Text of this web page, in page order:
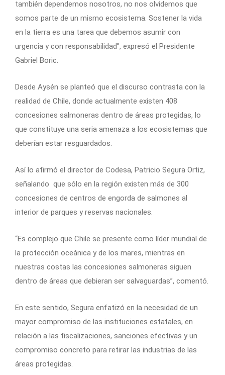
también dependemos nosotros, no nos olvidemos que
somos parte de un mismo ecosistema. Sostener la vida
en la tierra es una tarea que debemos asumir con
urgencia y con responsabilidad”, expresó el Presidente
Gabriel Boric.
Desde Aysén se planteó que el discurso contrasta con la
realidad de Chile, donde actualmente existen 408
concesiones salmoneras dentro de áreas protegidas, lo
que constituye una seria amenaza a los ecosistemas que
deberían estar resguardados.
Así lo afirmó el director de Codesa, Patricio Segura Ortiz,
señalando que sólo en la región existen más de 300
concesiones de centros de engorda de salmones al
interior de parques y reservas nacionales.
“Es complejo que Chile se presente como líder mundial de
la protección oceánica y de los mares, mientras en
nuestras costas las concesiones salmoneras siguen
dentro de áreas que debieran ser salvaguardas”, comentó.
En este sentido, Segura enfatizó en la necesidad de un
mayor compromiso de las instituciones estatales, en
relación a las fiscalizaciones, sanciones efectivas y un
compromiso concreto para retirar las industrias de las
áreas protegidas.